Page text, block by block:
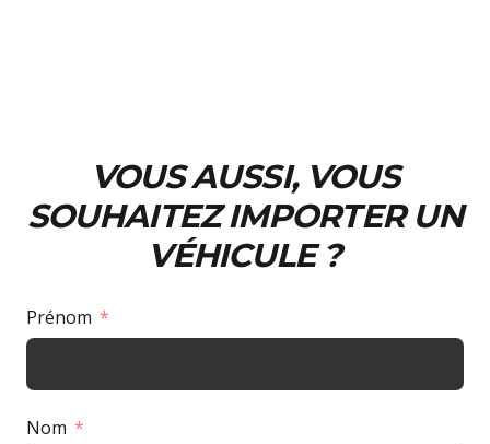
VOUS AUSSI, VOUS
SOUHAITEZ IMPORTER UN
VÉHICULE ?
Prénom
Nom